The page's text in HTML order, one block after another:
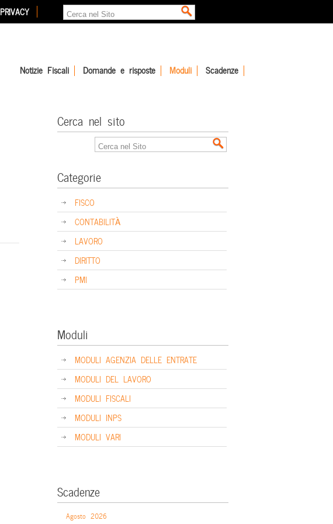
PRIVACY
Notizie Fiscali Domande e risposte Moduli Scadenze
Cerca nel sito
Categorie
FISCO
CONTABILITÀ
LAVORO
DIRITTO
PMI
Moduli
MODULI AGENZIA DELLE ENTRATE
MODULI DEL LAVORO
MODULI FISCALI
MODULI INPS
MODULI VARI
Scadenze
Agosto 2026